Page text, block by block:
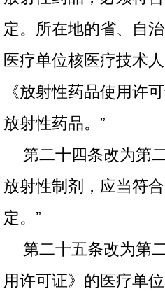
定。所在地的省、自
医疗单位核医疗技术
《放射性药品使用许
放射性药品。”
第二十四条改为第
放射性制剂，应当符
定。”
第二十五条改为第
用许可证》的医疗单